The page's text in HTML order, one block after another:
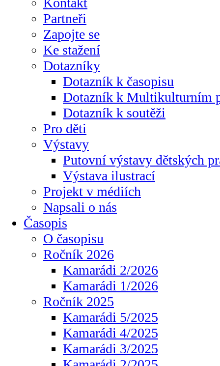
Partneři
Zapojte se
Ke stažení
Dotazníky
Dotazník k časopisu
Dotazník k Multikulturním
Dotazník k soutěži
Pro děti
Výstavy
Putovní výstavy dětských
Výstava ilustrací
Projekt v médiích
Napsali o nás
Časopis
O časopisu
Ročník 2026
Kamarádi 2/2026
Kamarádi 1/2026
Ročník 2025
Kamarádi 5/2025
Kamarádi 4/2025
Kamarádi 3/2025